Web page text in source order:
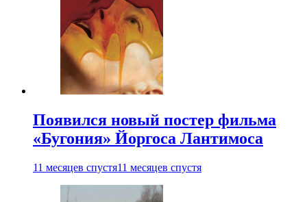
Появился новый постер фильма
«Бугония» Йоргоса Лантимоса
11 месяцев спустя11 месяцев спустя